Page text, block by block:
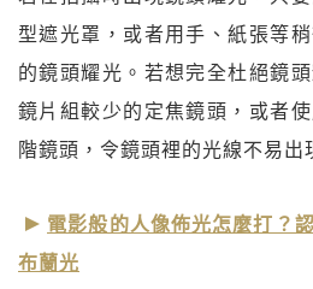
型遮光罩，或者用手、紙張等
的鏡頭耀光。若想完全杜絕鏡
鏡片組較少的定焦鏡頭，或者
階鏡頭，令鏡頭裡的光線不易出
電影般的人像佈光怎麼打？
布蘭光